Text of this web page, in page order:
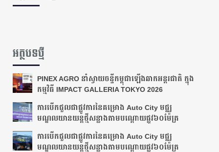
អត្ថបទថ្មី
PINEX AGRO នាំស្វាយចន្ទីកម្ពុជាឡើងឆាកអន្តរជាតិ ក្នុង
កម្មវិធី IMPACT GALLERIA TOKYO 2026
ការបើកជួលជាផ្លូវការនៃគម្រោង Auto City មជ្ឈ
មណ្ឌលយានយន្តថ្មីសន្លាងតាមបណ្ដោយ​ផ្លូវ​៦០ម៉ែត្រ
ការបើកជួលជាផ្លូវការនៃគម្រោង Auto City មជ្ឈ
មណ្ឌលយានយន្តថ្មីសន្លាងតាមបណ្ដោយ​ផ្លូវ​៦០ម៉ែត្រ